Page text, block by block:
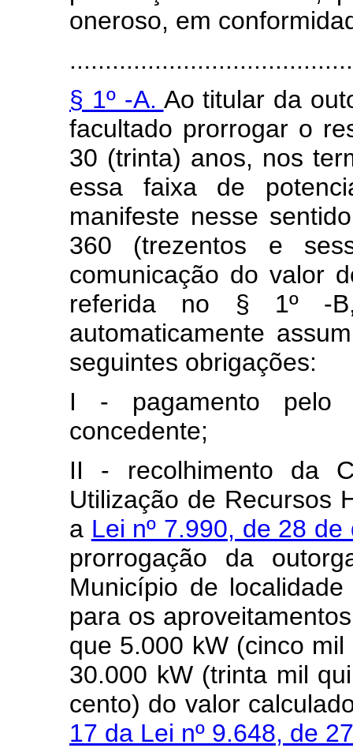
oneroso, em
§ 1º -A. Ao titular da
facultado prorrogar o
30 (trinta) anos, nos
essa faixa de
manifeste nesse
360 (trezentos e
comunicação do valor
referida no § 1º -
automaticamente
seguintes obrigações:
I - pagamento pelo
concedente;
II - recolhimento da
Utilização de Recursos
a Lei nº 7.990, de 28
prorrogação da
Município de
para os
que 5.000 kW (cinco
30.000 kW (trinta mil
cento) do valor
17 da Lei nº 9.648, de